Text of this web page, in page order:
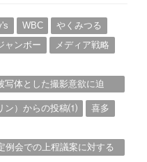
WBC
やくみつる
ャンボー
メディア戦略
写体とした撮影意欲に迫
ン）からの投稿⑴
喜多
例会での上程議案に対する